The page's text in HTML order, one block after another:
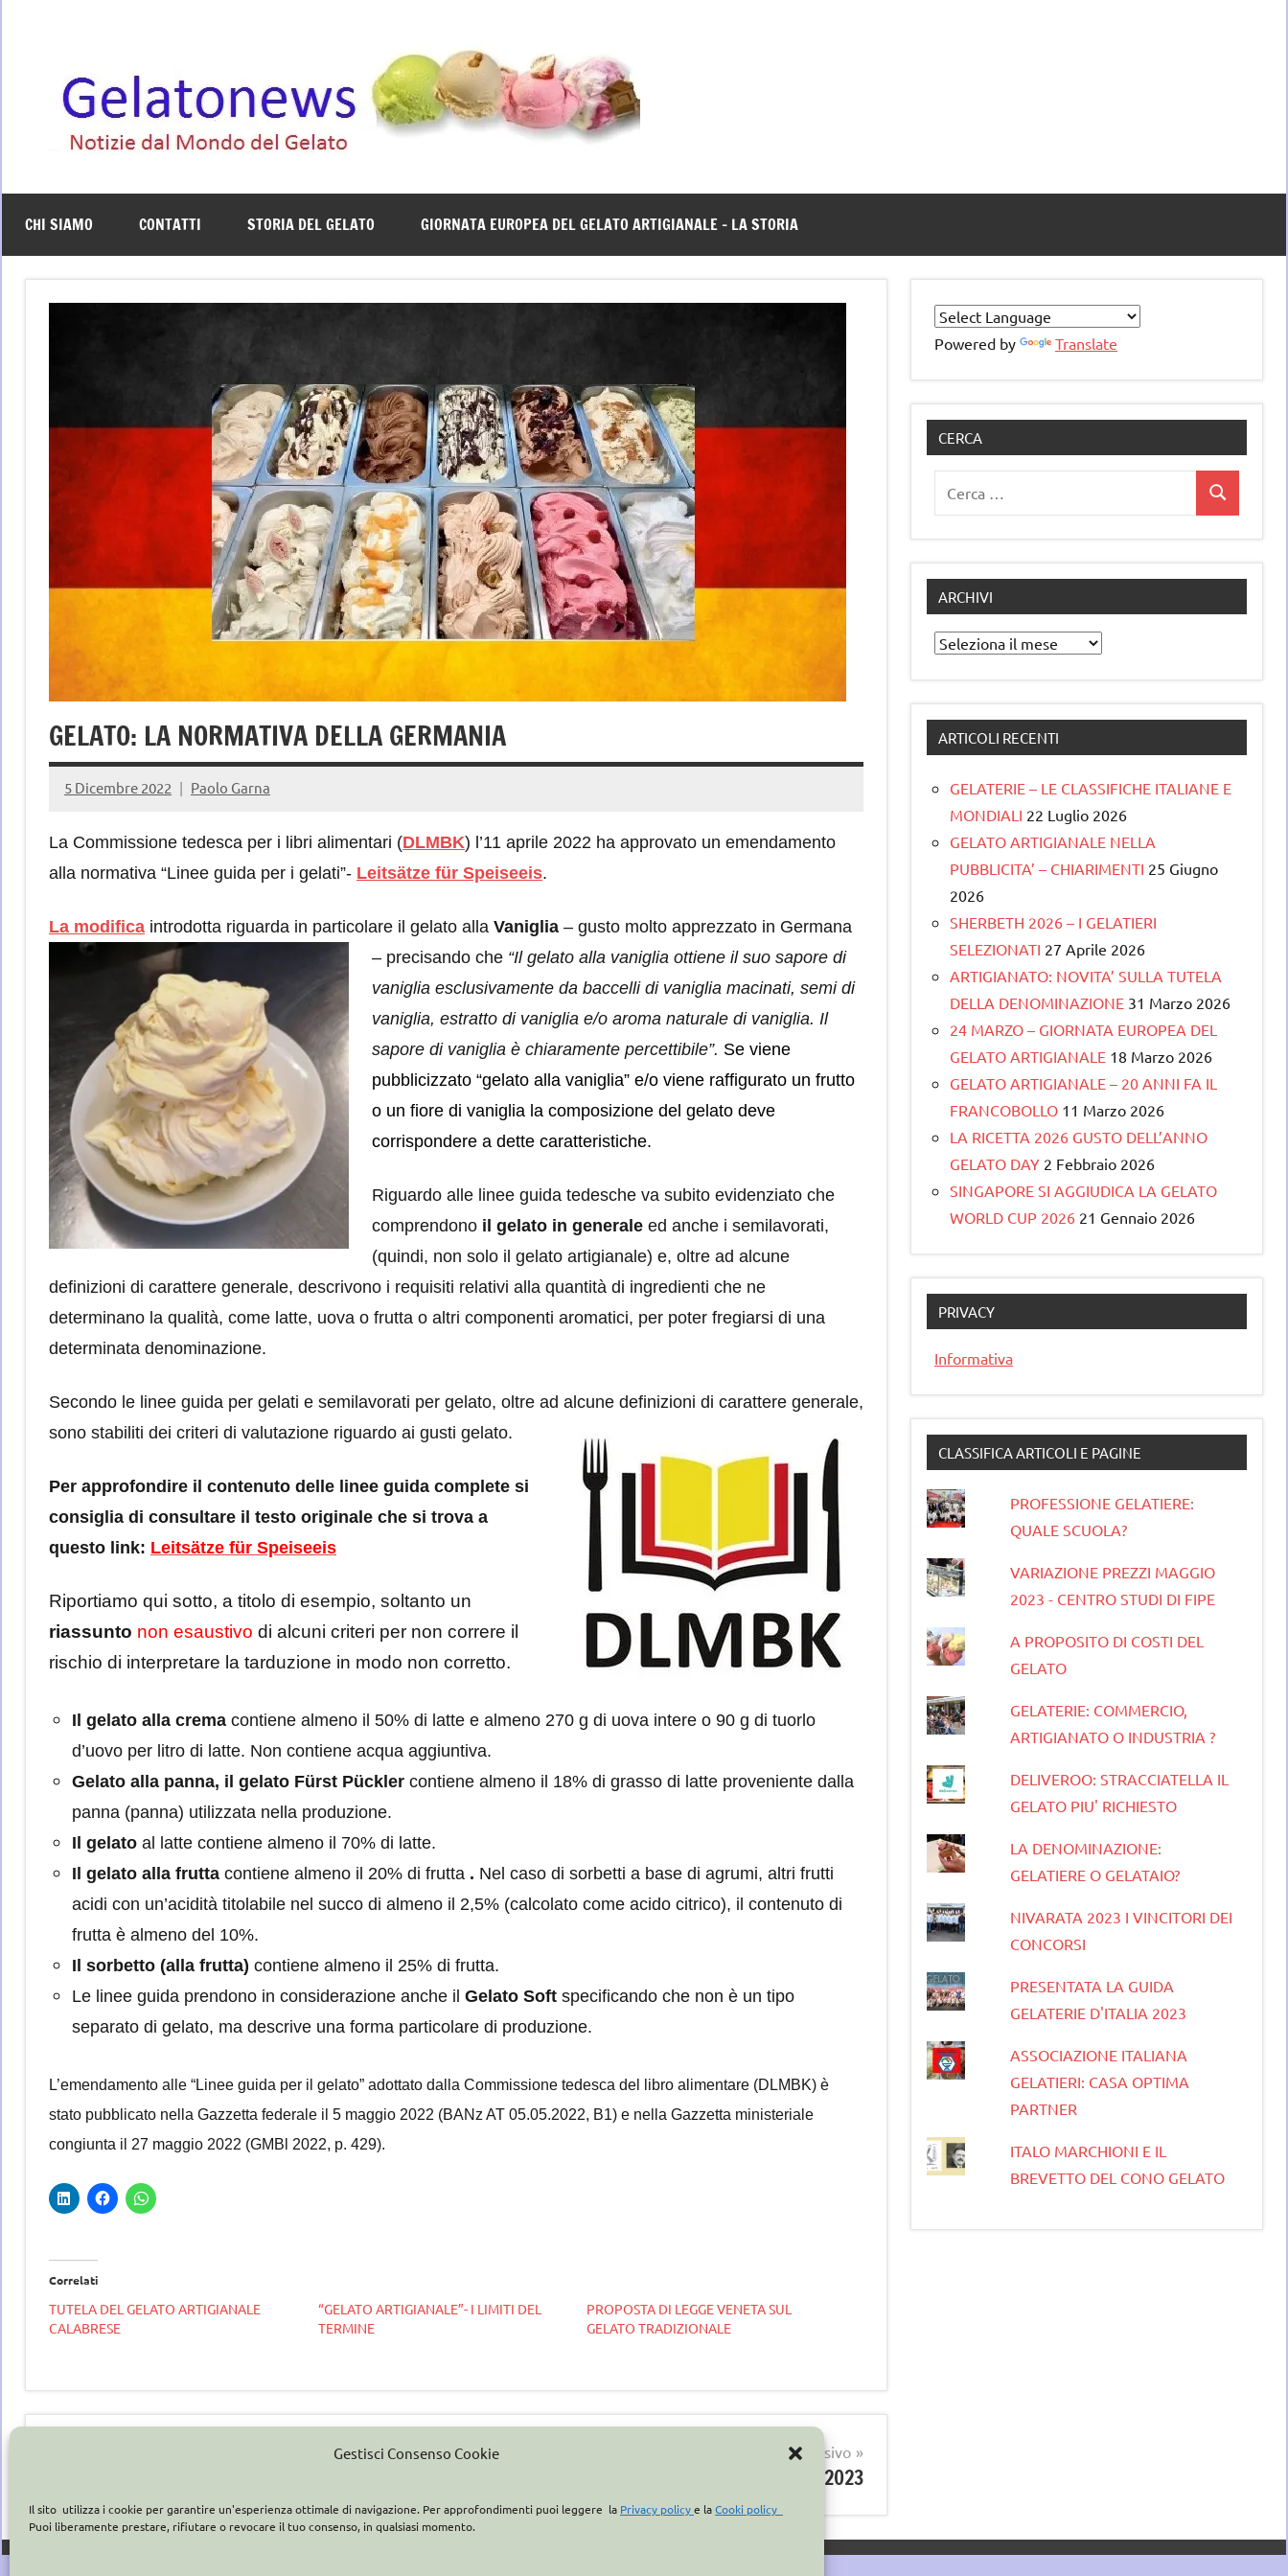
Gestisci Consenso Cookie
Il sito utilizza i cookie per garantire un'esperienza ottimale di navigazione. Per approfondimenti puoi leggere la Privacy policye laCooki policy
Puoi liberamente prestare, rifiutare o revocare il tuo consenso, in qualsiasi momento.
artigianale
CHI SIAMO CONTATTI STORIA DEL GELATO GIORNATA EUROPEA DEL GELATO ARTIGIANALE – LA STORIA
GELATO: LA NORMATIVA DELLA GERMANIA
5 Dicembre 2022 Paolo Garna
La Commissione tedesca per i libri alimentari (DLMBK) l’11 aprile 2022 ha approvato un emendamento
alla normativa “Linee guida per i gelati”- Leitsätze für Speiseeis.
La modifica introdotta riguarda in particolare il gelato alla Vaniglia – gusto molto apprezzato in Germana
– precisando che “Il gelato alla vaniglia ottiene il suo sapore di
vaniglia esclusivamente da baccelli di vaniglia macinati, semi di
vaniglia, estratto di vaniglia e/o aroma naturale di vaniglia. Il
sapore di vaniglia è chiaramente percettibile”. Se viene
pubblicizzato “gelato alla vaniglia” e/o viene raffigurato un frutto
o un fiore di vaniglia la composizione del gelato deve
corrispondere a dette caratteristiche.
Riguardo alle linee guida tedesche va subito evidenziato che
comprendono il gelato in generale ed anche i semilavorati,
(quindi, non solo il gelato artigianale) e, oltre ad alcune
definizioni di carattere generale, descrivono i requisiti relativi alla quantità di ingredienti che ne
determinano la qualità, come latte, uova o frutta o altri componenti aromatici, per poter fregiarsi di una
determinata denominazione.
Secondo le linee guida per gelati e semilavorati per gelato, oltre ad alcune definizioni di carattere generale,
sono stabiliti dei criteri di valutazione riguardo ai gusti gelato.
Per approfondire il contenuto delle linee guida complete si
consiglia di consultare il testo originale che si trova a
questo link: Leitsätze für Speiseeis
Riportiamo qui sotto, a titolo di esempio, soltanto un
riassunto non esaustivo di alcuni criteri per non correre il
rischio di interpretare la tarduzione in modo non corretto.
Il gelato alla crema contiene almeno il 50% di latte e almeno 270 g di uova intere o 90 g di tuorlo
d’uovo per litro di latte. Non contiene acqua aggiuntiva.
Gelato alla panna, il gelato Fürst Pückler contiene almeno il 18% di grasso di latte proveniente dalla
panna (panna) utilizzata nella produzione.
Il gelato al latte contiene almeno il 70% di latte.
Il gelato alla frutta contiene almeno il 20% di frutta . Nel caso di sorbetti a base di agrumi, altri frutti
acidi con un’acidità titolabile nel succo di almeno il 2,5% (calcolato come acido citrico), il contenuto di
frutta è almeno del 10%.
Il sorbetto (alla frutta) contiene almeno il 25% di frutta.
Le linee guida prendono in considerazione anche il Gelato Soft specificando che non è un tipo
separato di gelato, ma descrive una forma particolare di produzione.
L’emendamento alle “Linee guida per il gelato” adottato dalla Commissione tedesca del libro alimentare (DLMBK) è
stato pubblicato nella Gazzetta federale il 5 maggio 2022 (BANz AT 05.05.2022, B1) e nella Gazzetta ministeriale
congiunta il 27 maggio 2022 (GMBl 2022, p. 429).
Correlati
TUTELA DEL GELATO ARTIGIANALE
CALABRESE
“GELATO ARTIGIANALE”- I LIMITI DEL
TERMINE
PROPOSTA DI LEGGE VENETA SUL
GELATO TRADIZIONALE
gelataio,
gelatiere
gelato,
Articolo successivo
IL GRUPPO CASA OPTIMA A SIGEP 2023
Powered by Translate
CERCA
Cerca
ARCHIVI
Archivi
ARTICOLI RECENTI
GELATERIE – LE CLASSIFICHE ITALIANE E
MONDIALI 22 Luglio 2026
GELATO ARTIGIANALE NELLA
PUBBLICITA’ – CHIARIMENTI 25 Giugno
2026
SHERBETH 2026 – I GELATIERI
SELEZIONATI 27 Aprile 2026
ARTIGIANATO: NOVITA’ SULLA TUTELA
DELLA DENOMINAZIONE 31 Marzo 2026
24 MARZO – GIORNATA EUROPEA DEL
GELATO ARTIGIANALE 18 Marzo 2026
GELATO ARTIGIANALE – 20 ANNI FA IL
FRANCOBOLLO 11 Marzo 2026
LA RICETTA 2026 GUSTO DELL’ANNO
GELATO DAY 2 Febbraio 2026
SINGAPORE SI AGGIUDICA LA GELATO
WORLD CUP 2026 21 Gennaio 2026
PRIVACY
Informativa
CLASSIFICA ARTICOLI E PAGINE
PROFESSIONE GELATIERE:
QUALE SCUOLA?
VARIAZIONE PREZZI MAGGIO
2023 - CENTRO STUDI DI FIPE
A PROPOSITO DI COSTI DEL
GELATO
GELATERIE: COMMERCIO,
ARTIGIANATO O INDUSTRIA ?
DELIVEROO: STRACCIATELLA IL
GELATO PIU' RICHIESTO
LA DENOMINAZIONE:
GELATIERE O GELATAIO?
NIVARATA 2023 I VINCITORI DEI
CONCORSI
PRESENTATA LA GUIDA
GELATERIE D'ITALIA 2023
ASSOCIAZIONE ITALIANA
GELATIERI: CASA OPTIMA
PARTNER
ITALO MARCHIONI E IL
BREVETTO DEL CONO GELATO